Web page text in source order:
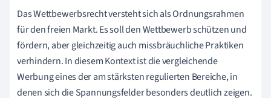
Das Wettbewerbsrecht versteht sich als Ordnungsrahmen
für den freien Markt. Es soll den Wettbewerb schützen und
fördern, aber gleichzeitig auch missbräuchliche Praktiken
verhindern. In diesem Kontext ist die vergleichende
Werbung eines der am stärksten regulierten Bereiche, in
denen sich die Spannungsfelder besonders deutlich zeigen.